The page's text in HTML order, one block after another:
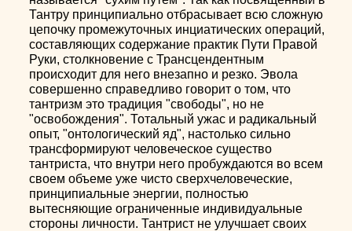
Тантру принципиально отбрасывает всю сложную
цепочку промежуточных инциатических операций,
составляющих содержание практик Пути Правой
Руки, столкновение с Трансцендентным
происходит для него внезапно и резко. Эвола
совершенно справедливо говорит о том, что
тантризм это традиция "свободы", но не
"освобождения". Тотальный ужас и радикальный
опыт, "онтологический яд", настолько сильно
трансформируют человеческое существо
тантриста, что внутри него пробуждаются во всем
своем объеме уже чисто сверхчеловеческие,
принципиальные энергии, полностью
вытесняющие ограниченные индивидуальные
стороны личности. Тантрист не улучшает своих